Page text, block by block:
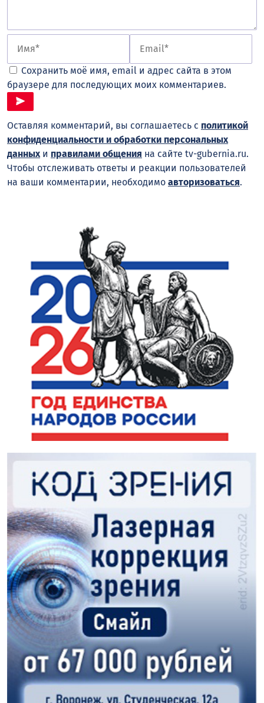
Сохранить моё имя, email и адрес сайта в этом
браузере для последующих моих комментариев.
Оставляя комментарий, вы соглашаетесь с политикой
конфиденциальности и обработки персональных
данных и правилами общения на сайте tv-gubernia.ru.
Чтобы отслеживать ответы и реакции пользователей
на ваши комментарии, необходимо авторизоваться.